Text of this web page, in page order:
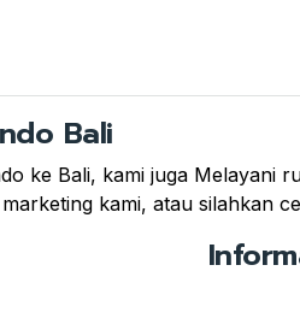
Bali
ke Bali, kami juga Melayani
kami, atau silahkan